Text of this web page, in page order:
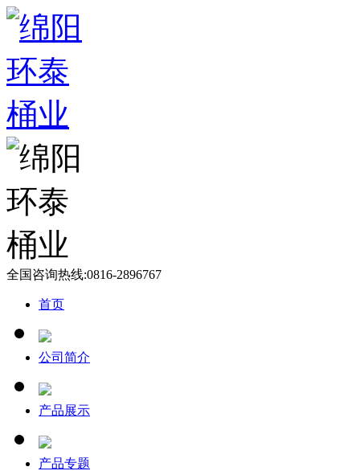
全国咨询热线:0816-2896767
首页
公司简介
产品展示
产品专题